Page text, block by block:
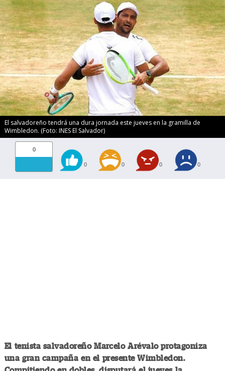
El salvadoreño tendrá una dura jornada este jueves en la gramilla de
Wimbledon. (Foto: INES El Salvador)
0
0 0 0 0
El tenista salvadoreño Marcelo Arévalo protagoniza
una gran campaña en el presente Wimbledon.